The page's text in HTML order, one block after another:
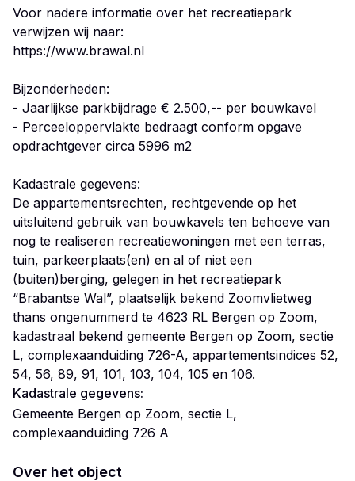
Voor nadere informatie over het recreatiepark
verwijzen wij naar:
https://www.brawal.nl
Bijzonderheden:
- Jaarlijkse parkbijdrage € 2.500,-- per bouwkavel
- Perceeloppervlakte bedraagt conform opgave
opdrachtgever circa 5996 m2
Kadastrale gegevens:
De appartementsrechten, rechtgevende op het
uitsluitend gebruik van bouwkavels ten behoeve van
nog te realiseren recreatiewoningen met een terras,
tuin, parkeerplaats(en) en al of niet een
(buiten)berging, gelegen in het recreatiepark
“Brabantse Wal”, plaatselijk bekend Zoomvlietweg
thans ongenummerd te 4623 RL Bergen op Zoom,
kadastraal bekend gemeente Bergen op Zoom, sectie
L, complexaanduiding 726-A, appartementsindices 52,
Kadastrale gegevens:
Gemeente Bergen op Zoom, sectie L,
complexaanduiding 726 A
Over het object